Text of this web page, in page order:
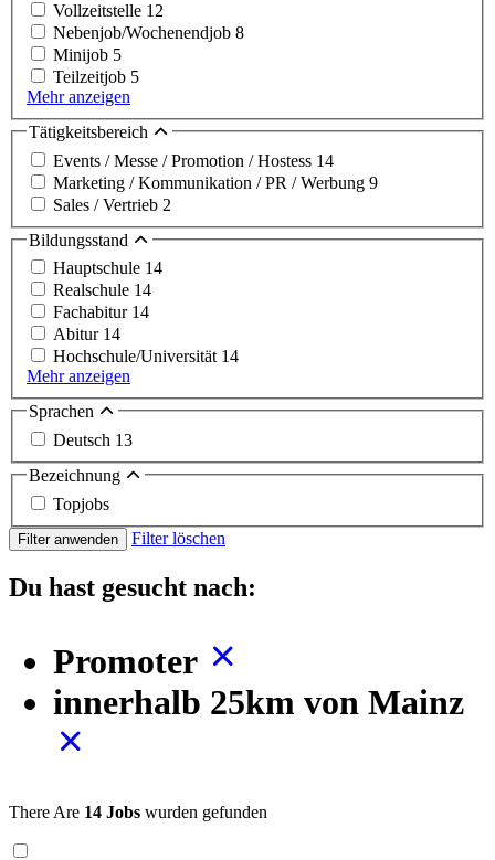
Vollzeitstelle 12
Nebenjob/Wochenendjob 8
Minijob 5
Teilzeitjob 5
Mehr anzeigen
Tätigkeitsbereich
Events / Messe / Promotion / Hostess 14
Marketing / Kommunikation / PR / Werbung 9
Sales / Vertrieb 2
Bildungsstand
Hauptschule 14
Realschule 14
Fachabitur 14
Abitur 14
Hochschule/Universität 14
Mehr anzeigen
Sprachen
Deutsch 13
Bezeichnung
Topjobs
Filter anwenden Filter löschen
Du hast gesucht nach:
Promoter
innerhalb 25km von Mainz
There Are 14 Jobs wurden gefunden